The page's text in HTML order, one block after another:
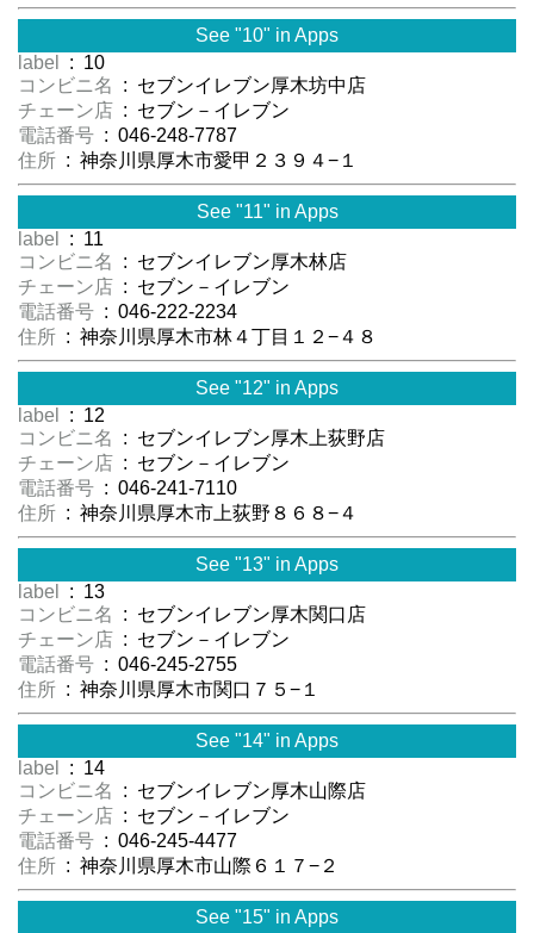
See "10" in Apps
label
: 10
コンビニ名
: セブンイレブン厚木坊中店
チェーン店 : セブン－イレブン
電話番号 : 046-248-7787
住所 : 神奈川県厚木市愛甲２３９４−１
See "11" in Apps
label
: 11
コンビニ名
: セブンイレブン厚木林店
チェーン店 : セブン－イレブン
電話番号 : 046-222-2234
住所 : 神奈川県厚木市林４丁目１２−４８
See "12" in Apps
label
: 12
コンビニ名
: セブンイレブン厚木上荻野店
チェーン店 : セブン－イレブン
電話番号 : 046-241-7110
住所 : 神奈川県厚木市上荻野８６８−４
See "13" in Apps
label
: 13
コンビニ名
: セブンイレブン厚木関口店
チェーン店 : セブン－イレブン
電話番号 : 046-245-2755
住所 : 神奈川県厚木市関口７５−１
See "14" in Apps
label
: 14
コンビニ名
: セブンイレブン厚木山際店
チェーン店 : セブン－イレブン
電話番号 : 046-245-4477
住所 : 神奈川県厚木市山際６１７−２
See "15" in Apps